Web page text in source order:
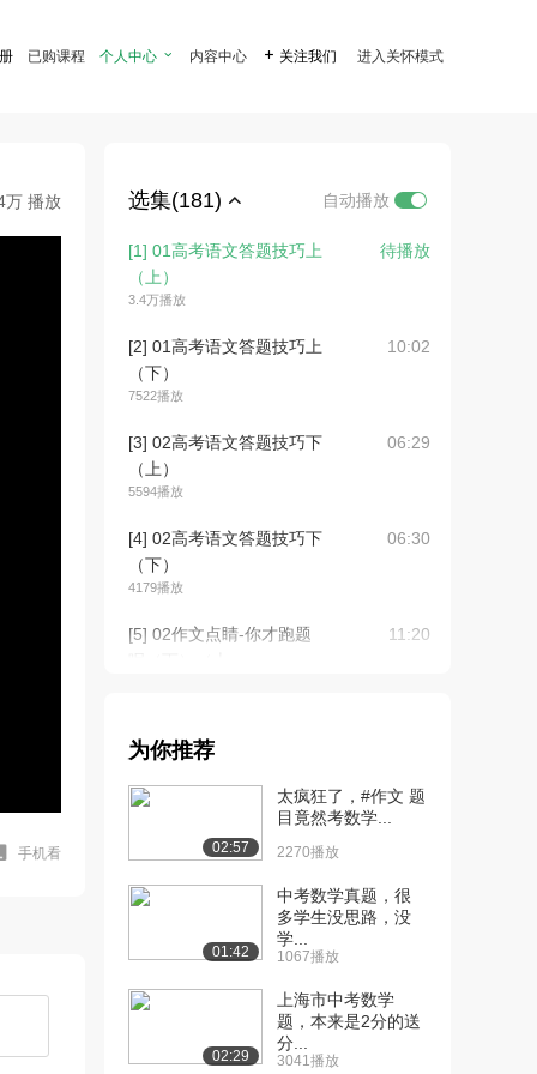
已购课程 个人中心  内容中心  关注我们 进入关怀模式
万 播放
手机看
选集(181) 自动播放
[1] 01高考语文答题技巧上
（上）
3.4万播放
待播放
[2] 01高考语文答题技巧上
（下）
7522播放
10:02
[3] 02高考语文答题技巧下
（上）
5594播放
06:29
[4] 02高考语文答题技巧下
（下）
4179播放
06:30
[5] 02作文点睛-你才跑题
11:20
呢（下）（中...
[7] 02作文点睛-你才跑题
呢（下）（下...
11:20
[8] 03写作点睛—你才没个
性呢（上）（...
13:57
[9] 03写作点睛—你才没个
性呢（上）（...
1759播放
14:03
为你推荐
02:57
太疯狂了，#作文 题
目竟然考数学...
2270播放
01:42
中考数学真题，很
多学生没思路，没
学...
1067播放
02:29
上海市中考数学
题，本来是2分的送
分...
3041播放